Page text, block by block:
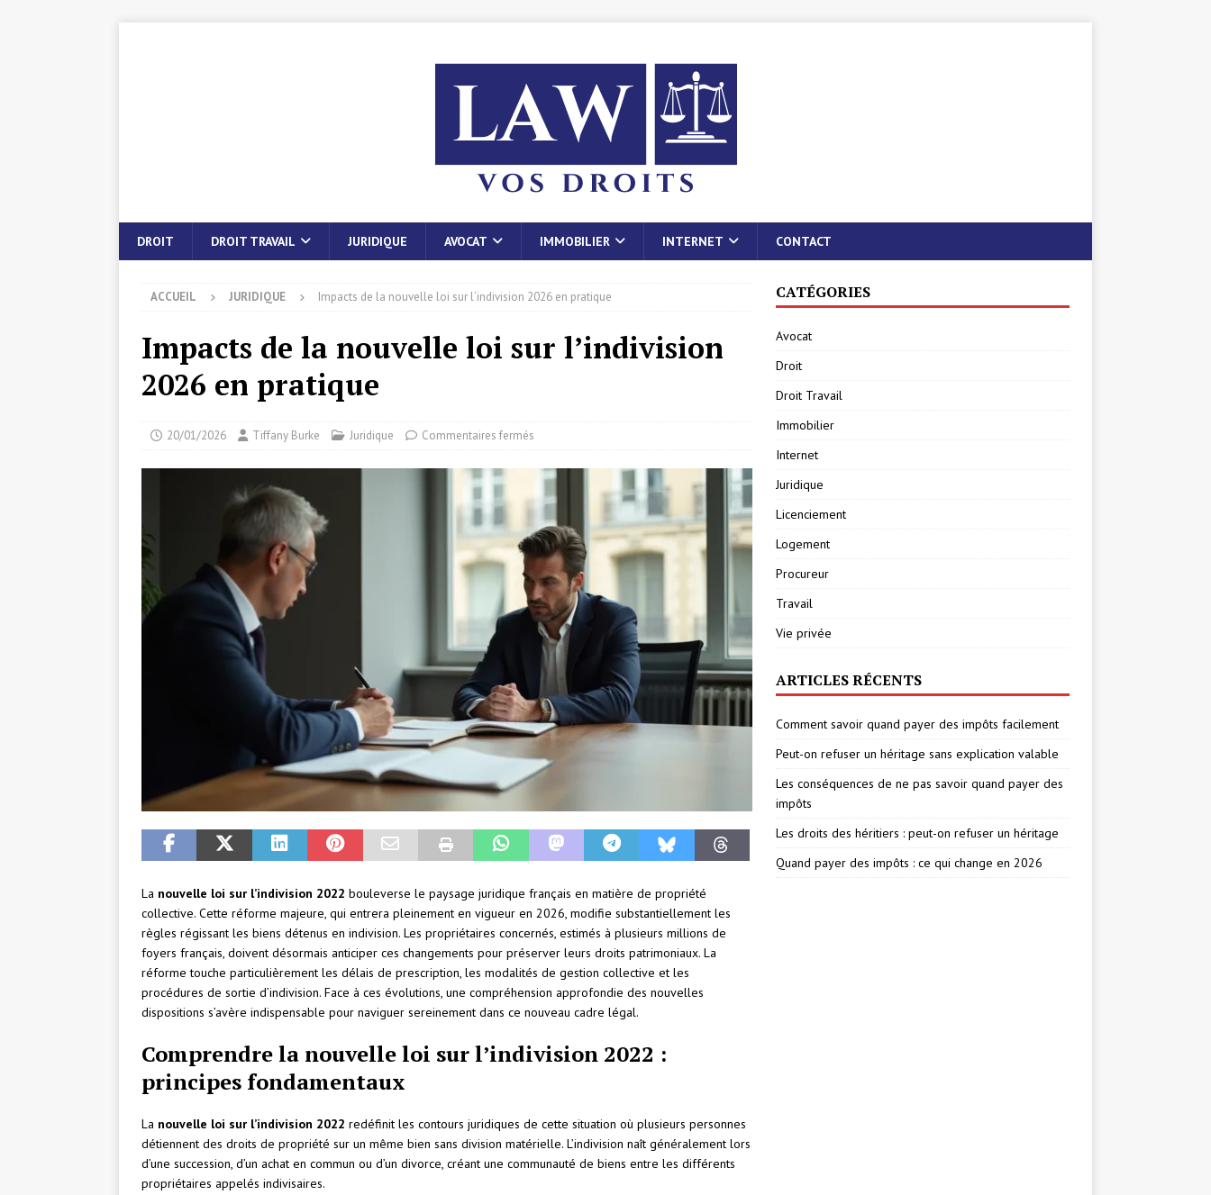
DROIT DROIT TRAVAIL JURIDIQUE AVOCAT IMMOBILIER INTERNET CONTACT
ACCUEIL JURIDIQUE Impacts de la nouvelle loi sur l’indivision 2026 en pratique
Impacts de la nouvelle loi sur l’indivision
2026 en pratique
20/01/2026 Tiffany Burke Juridique Commentaires fermés
La nouvelle loi sur l’indivision 2022 bouleverse le paysage juridique français en matière de propriété
collective. Cette réforme majeure, qui entrera pleinement en vigueur en 2026, modifie substantiellement les
règles régissant les biens détenus en indivision. Les propriétaires concernés, estimés à plusieurs millions de
foyers français, doivent désormais anticiper ces changements pour préserver leurs droits patrimoniaux. La
réforme touche particulièrement les délais de prescription, les modalités de gestion collective et les
procédures de sortie d’indivision. Face à ces évolutions, une compréhension approfondie des nouvelles
dispositions s’avère indispensable pour naviguer sereinement dans ce nouveau cadre légal.
Comprendre la nouvelle loi sur l’indivision 2022 :
principes fondamentaux
La nouvelle loi sur l’indivision 2022 redéfinit les contours juridiques de cette situation où plusieurs personnes
détiennent des droits de propriété sur un même bien sans division matérielle. L’indivision naît généralement lors
d’une succession, d’un achat en commun ou d’un divorce, créant une communauté de biens entre les différents
propriétaires appelés indivisaires.
CATÉGORIES
Avocat
Droit
Droit Travail
Immobilier
Internet
Juridique
Licenciement
Logement
Procureur
Travail
Vie privée
ARTICLES RÉCENTS
Comment savoir quand payer des impôts facilement
Peut-on refuser un héritage sans explication valable
Les conséquences de ne pas savoir quand payer des
impôts
Les droits des héritiers : peut-on refuser un héritage
Quand payer des impôts : ce qui change en 2026